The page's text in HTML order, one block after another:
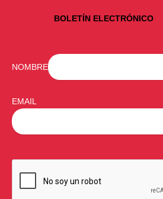
BOLETÍN ELECTRÓNICO
NOMBRE
EMAIL